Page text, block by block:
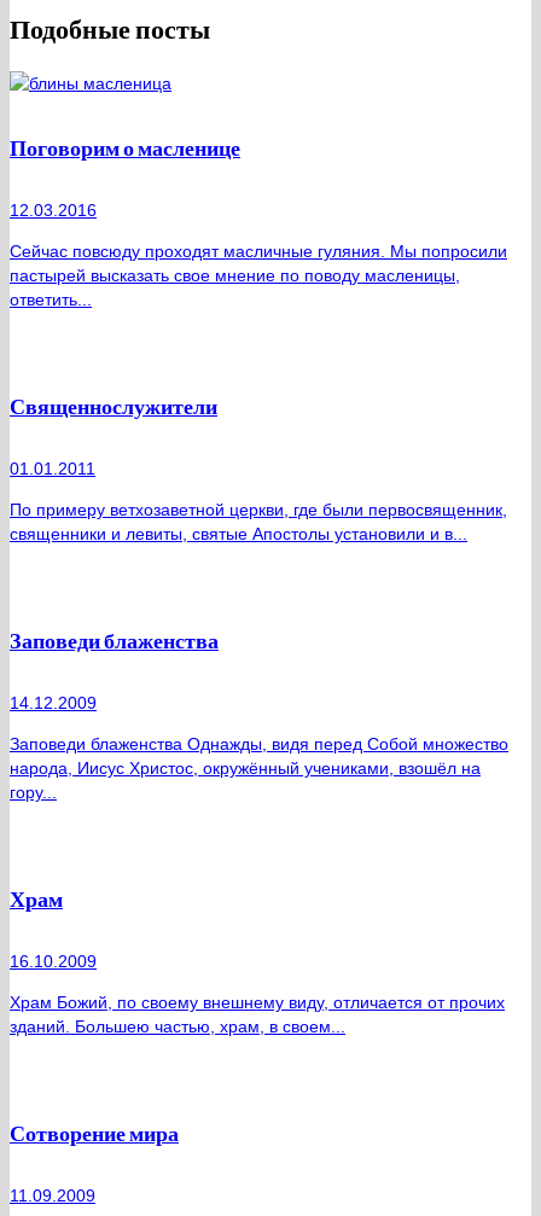
Подобные посты
Поговорим о масленице
12.03.2016
Сейчас повсюду проходят масличные гуляния. Мы попросили
пастырей высказать свое мнение по поводу масленицы,
ответить...
Священнослужители
01.01.2011
По примеру ветхозаветной церкви, где были первосвященник,
священники и левиты, святые Апостолы установили и в...
Заповеди блаженства
14.12.2009
Заповеди блаженства Однажды, видя перед Собой множество
народа, Иисус Христос, окружённый учениками, взошёл на
гору...
Храм
16.10.2009
Храм Божий, по своему внешнему виду, отличается от прочих
зданий. Большею частью, храм, в своем...
Сотворение мира
11.09.2009